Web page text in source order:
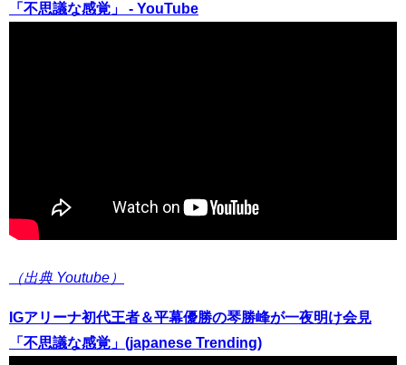
「不思議な感覚」 - YouTube
（出典 Youtube）
IGアリーナ初代王者＆平幕優勝の琴勝峰が一夜明け会見
「不思議な感覚」(japanese Trending)